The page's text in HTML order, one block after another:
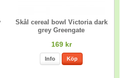
Skål cereal bowl Victoria dark
grey Greengate
169 kr
Info Köp